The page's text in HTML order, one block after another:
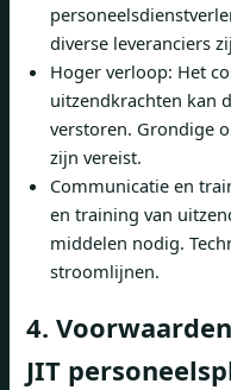
diverse leveranciers
Hoger verloop: Het
uitzendkrachten kan
verstoren. Grondige
zijn vereist.
Communicatie en
en training van
middelen nodig.
stroomlijnen.
4.
JIT